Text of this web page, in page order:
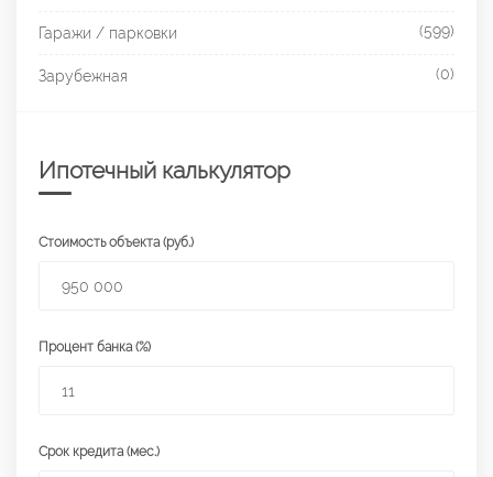
Гаражи / парковки (599)
Зарубежная (0)
Ипотечный калькулятор
Стоимость объекта (руб.)
Процент банка (%)
Срок кредита (мес.)